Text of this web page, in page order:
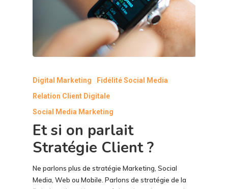
Digital Marketing
Fidélité Social Media
Relation Client Digitale
Social Media Marketing
Et si on parlait
Stratégie Client ?
Ne parlons plus de stratégie Marketing, Social
Media, Web ou Mobile. Parlons de stratégie de la